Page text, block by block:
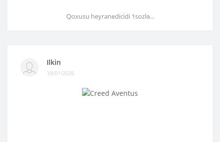
Qoxusu heyranedicidi 1sozlə...
Ilkin
18/01/2026